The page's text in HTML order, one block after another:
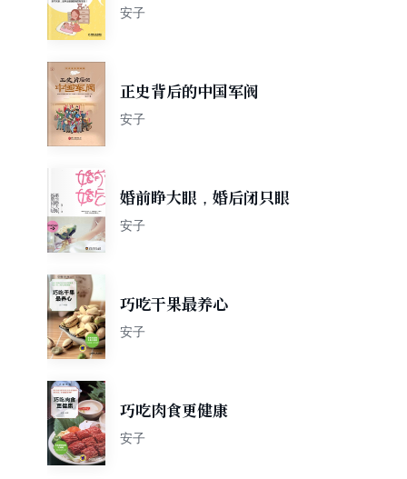
2岁宝宝
安子
正史背后的中国军阀
安子
婚前睁大眼，婚后闭只眼
安子
巧吃干果最养心
安子
巧吃肉食更健康
安子